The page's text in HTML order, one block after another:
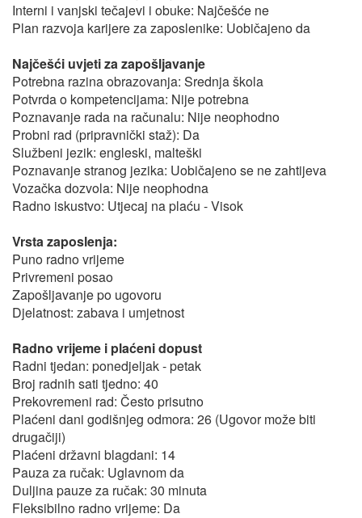
Interni i vanjski tečajevi i obuke: Najčešće ne
Plan razvoja karijere za zaposlenike: Uobičajeno da
Najčešći uvjeti za zapošljavanje
Potrebna razina obrazovanja: Srednja škola
Potvrda o kompetencijama: Nije potrebna
Poznavanje rada na računalu: Nije neophodno
Probni rad (pripravnički staž): Da
Službeni jezik: engleski, malteški
Poznavanje stranog jezika: Uobičajeno se ne zahtijeva
Vozačka dozvola: Nije neophodna
Radno iskustvo: Utjecaj na plaću - Visok
Vrsta zaposlenja:
Puno radno vrijeme
Privremeni posao
Zapošljavanje po ugovoru
Djelatnost: zabava i umjetnost
Radno vrijeme i plaćeni dopust
Radni tjedan: ponedjeljak - petak
Broj radnih sati tjedno: 40
Prekovremeni rad: Često prisutno
Plaćeni dani godišnjeg odmora: 26 (Ugovor može biti
drugačiji)
Plaćeni državni blagdani: 14
Pauza za ručak: Uglavnom da
Duljina pauze za ručak: 30 minuta
Fleksibilno radno vrijeme: Da